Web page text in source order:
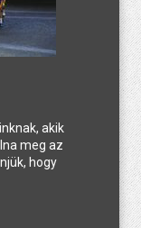
akik
meg az
hogy